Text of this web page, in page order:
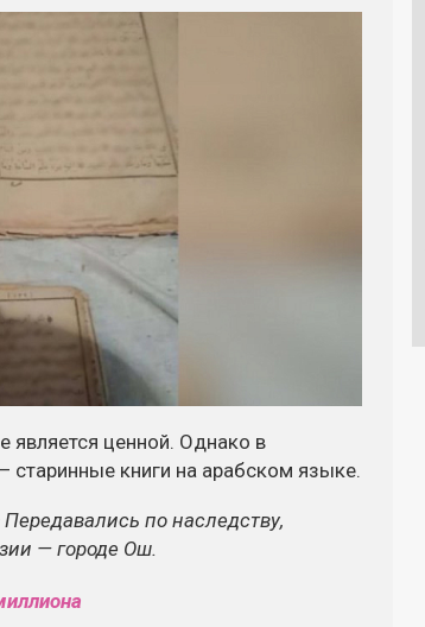
является ценной. Однако в
старинные книги на арабском языке.
по наследству,
— городе Ош.